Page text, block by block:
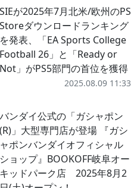
SIEが2025年7月北米/欧州のPS
Storeダウンロードランキング
を発表、「EA Sports College
Football 26」と「Ready or
Not」がPS5部門の首位を獲得
2025.08.09 11:33
バンダイ公式の「ガシャポン
(R)」大型専門店が登場 『ガシ
ャポンバンダイオフィシャル
ショップ』BOOKOFF岐阜オー
キッドパーク店 2025年8月2